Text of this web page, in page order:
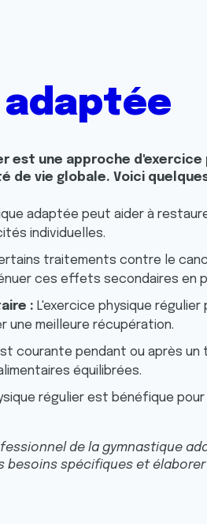
est une approche
de vie globale. Voici
adaptée peut aider à
individuelles.
traitements contre le
ces effets secondaires en
: L'exercice physique
meilleure récupération.
courante pendant ou après
équilibrées.
régulier est bénéfique
de la gymnastique
spécifiques et